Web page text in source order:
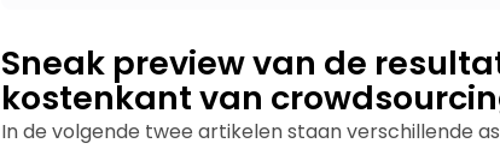
Sneak preview van de
kostenkant van
In de volgende twee artikelen staan verschillende